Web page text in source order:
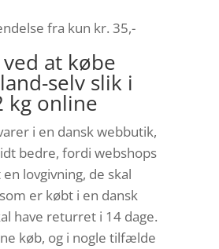
fra kun kr. 35,-
at købe
selv slik i
kg online
i en dansk webbutik,
bedre, fordi webshops
lovgivning, de skal
er købt i en dansk
have returret i 14 dage.
køb, og i nogle tilfælde